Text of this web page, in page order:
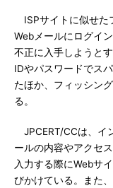
ISPサイトに似せた
Webメールにログイ
不正に入手しようと
IDやパスワードでス
たほか、フィッシン
る。
JPCERT/CCは、イ
ールの内容やアクセ
入力する際にWebサ
びかけている。また